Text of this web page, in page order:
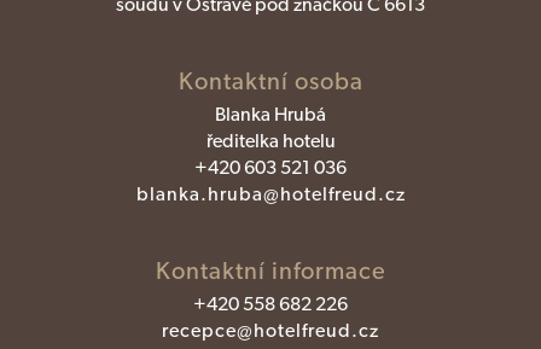
Kontaktní osoba
Blanka Hrubá
ředitelka hotelu
+420 603 521 036
blanka.hruba@hotelfreud.cz
Kontaktní informace
+420 558 682 226
recepce@hotelfreud.cz